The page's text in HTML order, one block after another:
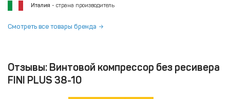
Италия - страна производитель
Смотреть все товары бренда
Отзывы: Винтовой компрессор без ресивера
FINI PLUS 38-10